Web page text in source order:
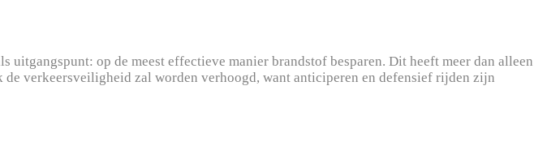
op de meest effectieve manier brandstof besparen. Dit heeft meer dan alleen
verkeersveiligheid zal worden verhoogd, want anticiperen en defensief rijden zijn